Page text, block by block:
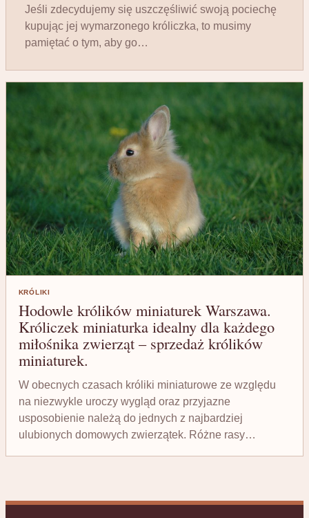
Jeśli zdecydujemy się uszczęśliwić swoją pociechę
kupując jej wymarzonego króliczka, to musimy
pamiętać o tym, aby go…
KRÓLIKI
Hodowle królików miniaturek Warszawa.
Króliczek miniaturka idealny dla każdego
miłośnika zwierząt – sprzedaż królików
miniaturek.
W obecnych czasach króliki miniaturowe ze względu
na niezwykle uroczy wygląd oraz przyjazne
usposobienie należą do jednych z najbardziej
ulubionych domowych zwierzątek. Różne rasy…